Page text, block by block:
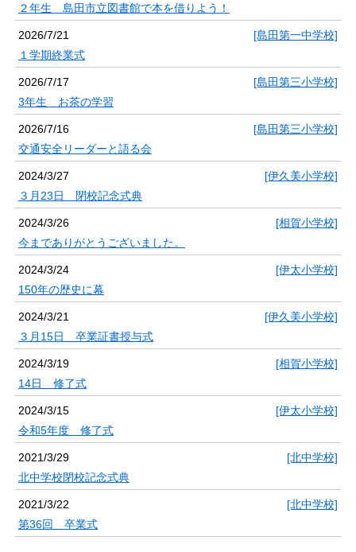
２年生 島田市立図書館で本を借りよう！
2026/7/21
[島田第一中学校]
１学期終業式
2026/7/17
[島田第三小学校]
3年生 お茶の学習
2026/7/16
[島田第三小学校]
交通安全リーダーと語る会
2024/3/27
[伊久美小学校]
３月23日 閉校記念式典
2024/3/26
[相賀小学校]
今までありがとうございました。
2024/3/24
[伊太小学校]
150年の歴史に幕
2024/3/21
[伊久美小学校]
３月15日 卒業証書授与式
2024/3/19
[相賀小学校]
14日 修了式
2024/3/15
[伊太小学校]
令和5年度 修了式
2021/3/29
[北中学校]
北中学校閉校記念式典
2021/3/22
[北中学校]
第36回 卒業式